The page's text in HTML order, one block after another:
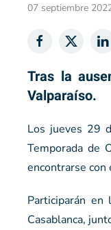
07 septiembre
Tras la
Valparaíso.
Los jueves 29
Temporada de
encontrarse con
Participarán
Casablanca,